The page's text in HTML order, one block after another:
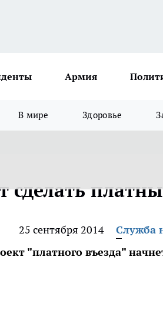
Армия
В мире Здоровье
сделать
25 сентября 2014
Служба
"платного въезда"